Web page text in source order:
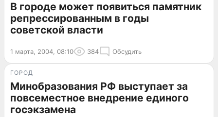
В городе может появиться памятник
репрессированным в годы
советской власти
1 марта, 2004, 08:10 384 Обсудить
ГОРОД
Минобразования РФ выступает за
повсеместное внедрение единого
госэкзамена